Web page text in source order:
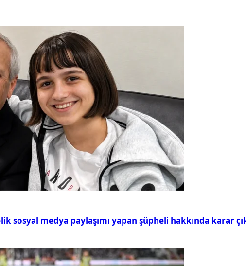
sosyal medya paylaşımı yapan şüpheli hakkında karar